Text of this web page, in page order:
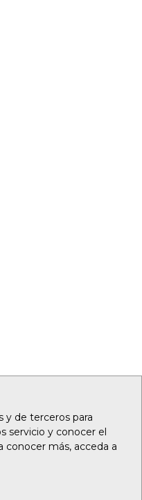
y de terceros para
servicio y conocer el
conocer más, acceda a